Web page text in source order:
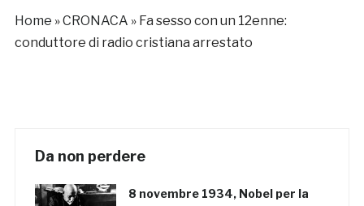
Home »CRONACA » Fa sesso con un 12enne:
conduttore di radio cristiana arrestato
Da non perdere
8 novembre 1934, Nobel per la